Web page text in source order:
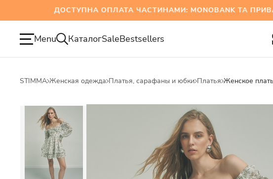
ДОСТУПНА ОПЛАТА ЧАСТИНАМИ: MONOBANK ТА
Menu КаталогSaleBestsellers
STIMMA Женская одежда Платья, сарафаны и юбки Платья Женское